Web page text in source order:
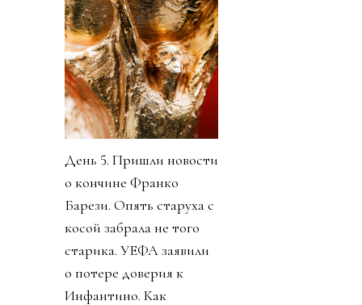
День 5. Пришли новости
о кончине Франко
Барези. Опять старуха с
косой забрала не того
старика. УЕФА заявили
о потере доверия к
Инфантино. Как